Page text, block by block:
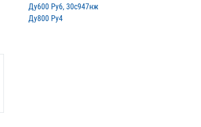
Ду600 Ру6, 30с947нж
Ду800 Ру4